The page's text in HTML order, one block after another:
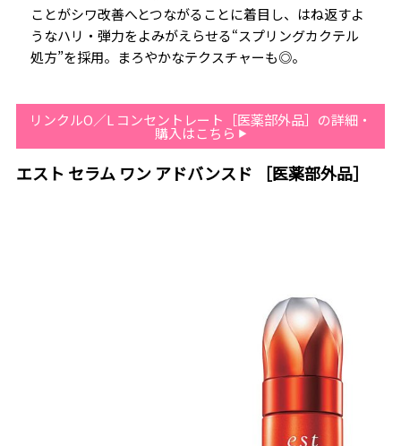
ことがシワ改善へとつながることに着目し、はね返すよ
うなハリ・弾力をよみがえらせる“スプリングカクテル
処方”を採用。まろやかなテクスチャーも◎。
リンクルO／L コンセントレート［医薬部外品］の詳細・
購入はこちら
エスト セラム ワン アドバンスド ［医薬部外品］